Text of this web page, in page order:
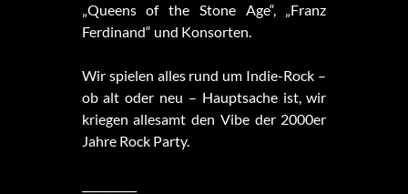
„Queens of the Stone Age“, „Franz
Ferdinand“ und Konsorten.
Wir spielen alles rund um Indie-Rock –
ob alt oder neu – Hauptsache ist, wir
kriegen allesamt den Vibe der 2000er
Jahre Rock Party.